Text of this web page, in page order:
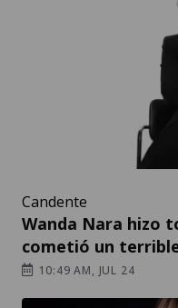
Candente
Wanda Nara hizo
cometió un
10:49 AM, JUL 24